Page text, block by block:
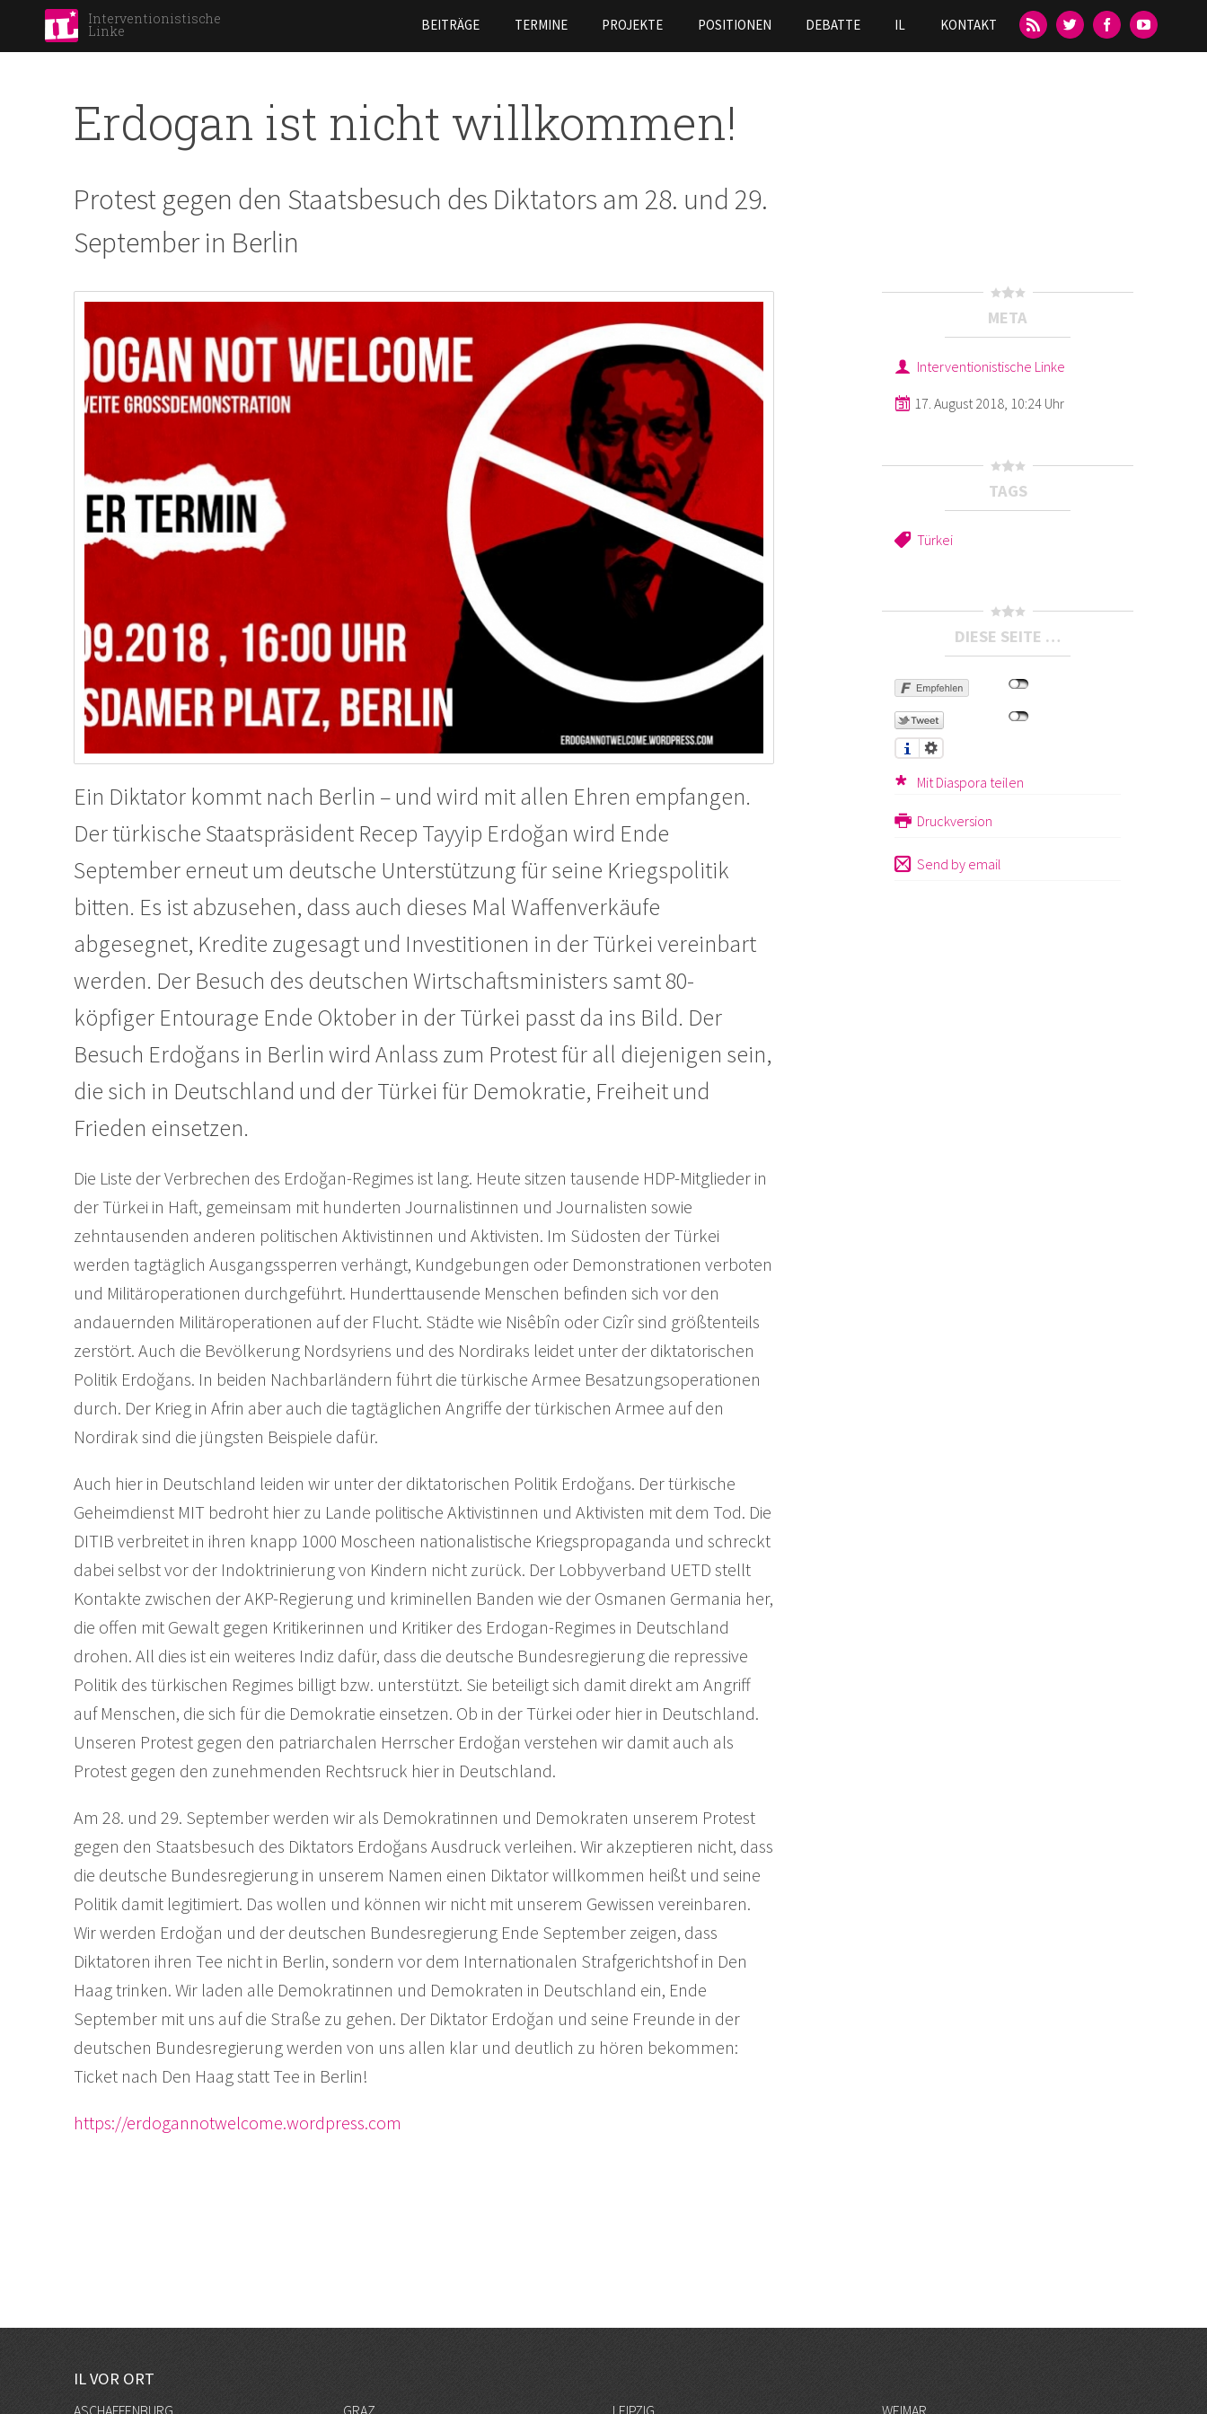
main
content
Interventionistische
Linke BEITRÄGE TERMINE PROJEKTE POSITIONEN DEBATTE IL KONTAKT
Erdogan ist nicht willkommen!
Protest gegen den Staatsbesuch des Diktators am 28. und 29.
September in Berlin
Ein Diktator kommt nach Berlin – und wird mit allen Ehren empfangen.
Der türkische Staatspräsident Recep Tayyip Erdoğan wird Ende
September erneut um deutsche Unterstützung für seine Kriegspolitik
bitten. Es ist abzusehen, dass auch dieses Mal Waffenverkäufe
abgesegnet, Kredite zugesagt und Investitionen in der Türkei vereinbart
werden. Der Besuch des deutschen Wirtschaftsministers samt 80-
köpfiger Entourage Ende Oktober in der Türkei passt da ins Bild. Der
Besuch Erdoğans in Berlin wird Anlass zum Protest für all diejenigen sein,
die sich in Deutschland und der Türkei für Demokratie, Freiheit und
Frieden einsetzen.
Die Liste der Verbrechen des Erdoğan-Regimes ist lang. Heute sitzen tausende HDP-Mitglieder in
der Türkei in Haft, gemeinsam mit hunderten Journalistinnen und Journalisten sowie
zehntausenden anderen politischen Aktivistinnen und Aktivisten. Im Südosten der Türkei
werden tagtäglich Ausgangssperren verhängt, Kundgebungen oder Demonstrationen verboten
und Militäroperationen durchgeführt. Hunderttausende Menschen befinden sich vor den
andauernden Militäroperationen auf der Flucht. Städte wie Nisêbîn oder Cizîr sind größtenteils
zerstört. Auch die Bevölkerung Nordsyriens und des Nordiraks leidet unter der diktatorischen
Politik Erdoğans. In beiden Nachbarländern führt die türkische Armee Besatzungsoperationen
durch. Der Krieg in Afrin aber auch die tagtäglichen Angriffe der türkischen Armee auf den
Nordirak sind die jüngsten Beispiele dafür.
Auch hier in Deutschland leiden wir unter der diktatorischen Politik Erdoğans. Der türkische
Geheimdienst MIT bedroht hier zu Lande politische Aktivistinnen und Aktivisten mit dem Tod. Die
DITIB verbreitet in ihren knapp 1000 Moscheen nationalistische Kriegspropaganda und schreckt
dabei selbst vor der Indoktrinierung von Kindern nicht zurück. Der Lobbyverband UETD stellt
Kontakte zwischen der AKP-Regierung und kriminellen Banden wie der Osmanen Germania her,
die offen mit Gewalt gegen Kritikerinnen und Kritiker des Erdogan-Regimes in Deutschland
drohen. All dies ist ein weiteres Indiz dafür, dass die deutsche Bundesregierung die repressive
Politik des türkischen Regimes billigt bzw. unterstützt. Sie beteiligt sich damit direkt am Angriff
auf Menschen, die sich für die Demokratie einsetzen. Ob in der Türkei oder hier in Deutschland.
Unseren Protest gegen den patriarchalen Herrscher Erdoğan verstehen wir damit auch als
Protest gegen den zunehmenden Rechtsruck hier in Deutschland.
Am 28. und 29. September werden wir als Demokratinnen und Demokraten unserem Protest
gegen den Staatsbesuch des Diktators Erdoğans Ausdruck verleihen. Wir akzeptieren nicht, dass
die deutsche Bundesregierung in unserem Namen einen Diktator willkommen heißt und seine
Politik damit legitimiert. Das wollen und können wir nicht mit unserem Gewissen vereinbaren.
Wir werden Erdoğan und der deutschen Bundesregierung Ende September zeigen, dass
Diktatoren ihren Tee nicht in Berlin, sondern vor dem Internationalen Strafgerichtshof in Den
Haag trinken. Wir laden alle Demokratinnen und Demokraten in Deutschland ein, Ende
September mit uns auf die Straße zu gehen. Der Diktator Erdoğan und seine Freunde in der
deutschen Bundesregierung werden von uns allen klar und deutlich zu hören bekommen:
Ticket nach Den Haag statt Tee in Berlin!
https://erdogannotwelcome.wordpress.com
META
Interventionistische Linke
17. August 2018, 10:24 Uhr
TAGS
Türkei
DIESE SEITE …
Mit Diaspora teilen
Druckversion
Send by email
IL VOR ORT
ASCHAFFENBURG GRAZ LEIPZIG WEIMAR